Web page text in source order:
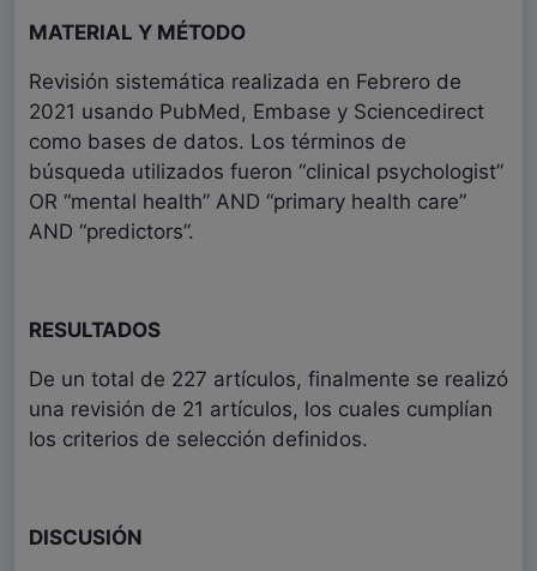
MATERIAL Y MÉTODO
Revisión sistemática realizada en Febrero de
2021 usando PubMed, Embase y Sciencedirect
como bases de datos. Los términos de
búsqueda utilizados fueron “clinical psychologist”
OR “mental health” AND “primary health care”
AND “predictors”.
RESULTADOS
De un total de 227 artículos, finalmente se realizó
una revisión de 21 artículos, los cuales cumplían
los criterios de selección definidos.
DISCUSIÓN